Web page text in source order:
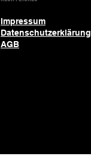
Impressum
Datenschutzerklärung
AGB